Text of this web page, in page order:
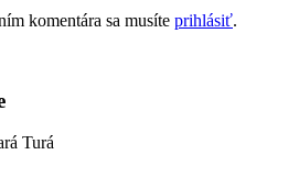
komentára sa musíte prihlásiť.
Turá